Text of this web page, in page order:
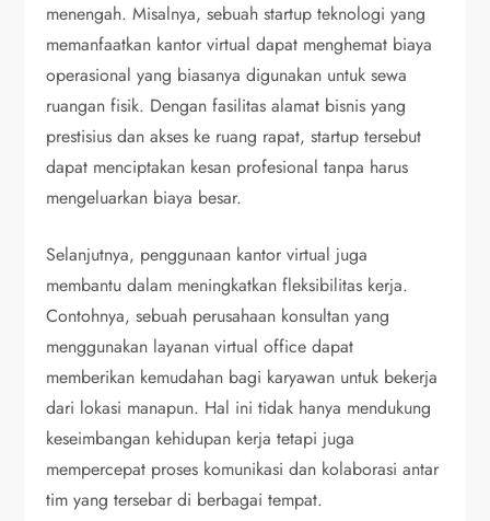
menengah. Misalnya, sebuah startup teknologi yang
memanfaatkan kantor virtual dapat menghemat biaya
operasional yang biasanya digunakan untuk sewa
ruangan fisik. Dengan fasilitas alamat bisnis yang
prestisius dan akses ke ruang rapat, startup tersebut
dapat menciptakan kesan profesional tanpa harus
mengeluarkan biaya besar.
Selanjutnya, penggunaan kantor virtual juga
membantu dalam meningkatkan fleksibilitas kerja.
Contohnya, sebuah perusahaan konsultan yang
menggunakan layanan virtual office dapat
memberikan kemudahan bagi karyawan untuk bekerja
dari lokasi manapun. Hal ini tidak hanya mendukung
keseimbangan kehidupan kerja tetapi juga
mempercepat proses komunikasi dan kolaborasi antar
tim yang tersebar di berbagai tempat.